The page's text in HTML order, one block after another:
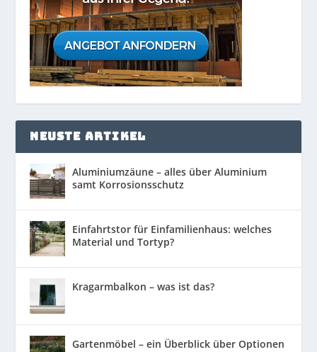
NEUSTE ARTIKEL
Aluminiumzäune – alles über Aluminium
samt Korrosionsschutz
Einfahrtstor für Einfamilienhaus: welches
Material und Tortyp?
Kragarmbalkon – was ist das?
Gartenmöbel – ein Überblick über Optionen